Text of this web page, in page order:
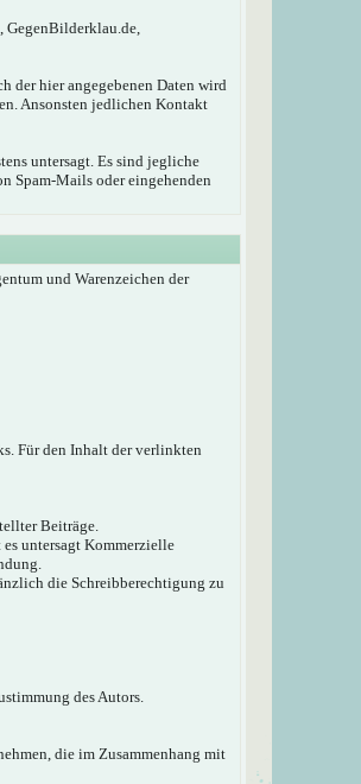
GegenBilderklau.de,
der hier angegebenen Daten wird
Ansonsten jedlichen Kontakt
untersagt. Es sind jegliche
Spam-Mails oder eingehenden
und Warenzeichen der
Für den Inhalt der verlinkten
Beiträge.
untersagt Kommerzielle
die Schreibberechtigung zu
des Autors.
die im Zusammenhang mit